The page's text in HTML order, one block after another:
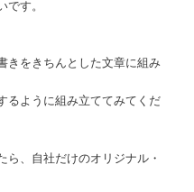
す。
きをきちんとした文章に組み
るように組み立ててみてくだ
、自社だけのオリジナル・